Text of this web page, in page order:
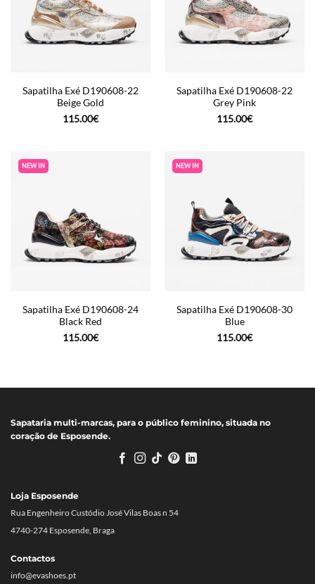
Sapatilha Exé D190608-22
Beige Gold
115.00€
Sapatilha Exé D190608-22
Grey Pink
115.00€
NEW IN
Sapatilha Exé D190608-24
Black Red
115.00€
NEW IN
Sapatilha Exé D190608-30
Blue
115.00€
Sapataria multi-marcas, para o público feminino, situada no
coração de Esposende.
Loja Esposende
Rua Engenheiro Custódio José Vilas Boas n 54
4740-274 Esposende, Braga
Contactos
info@evashoes.pt